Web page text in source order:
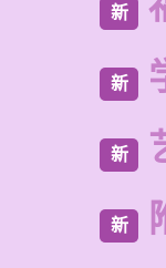
新
新
新
新